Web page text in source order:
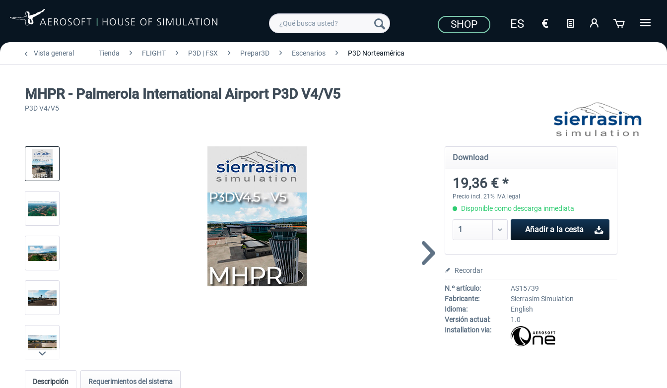
SHOP
Vista general Tienda FLIGHT P3D | FSX Prepar3D Escenarios P3D Norteamérica
MHPR - Palmerola International Airport P3D V4/V5
P3D V4/V5
Download
19,36 € *
Precio incl. 21% IVA legal
Disponible como descarga inmediata
Añadir a la cesta
Recordar
N.º artículo:
AS15739
Fabricante:
Sierrasim Simulation
Idioma:
English
Versión actual:
1.0
Installation via:
Descripción Requerimientos del sistema